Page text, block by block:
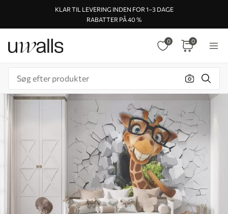
KLAR TIL LEVERING INDEN FOR 1–3 DAGE
RABATTER PÅ 40 %
0 0